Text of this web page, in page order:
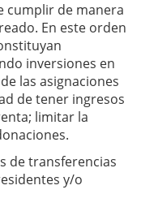
cumplir de manera
En este orden
inversiones en
las asignaciones
de tener ingresos
limitar la
de transferencias
y/o